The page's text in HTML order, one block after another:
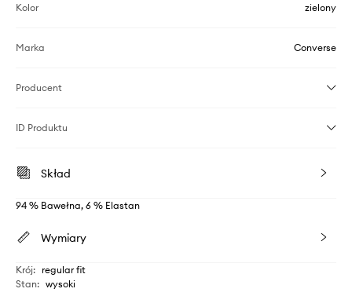
Kolor zielony
Marka Converse
Producent
ID Produktu
Skład
94 % Bawełna, 6 % Elastan
Wymiary
Krój: regular fit
Stan: wysoki